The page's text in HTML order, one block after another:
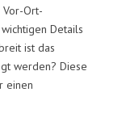
Ort-
Details
ist das
werden? Diese
einen